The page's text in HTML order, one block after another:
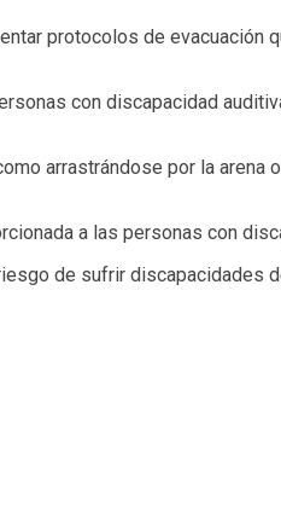
protocolos de evacuación
con discapacidad
arrastrándose por la arena
a las personas con
de sufrir discapacidades